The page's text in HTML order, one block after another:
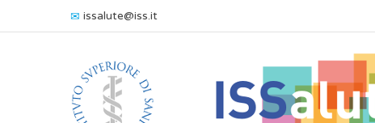
issalute@iss.it